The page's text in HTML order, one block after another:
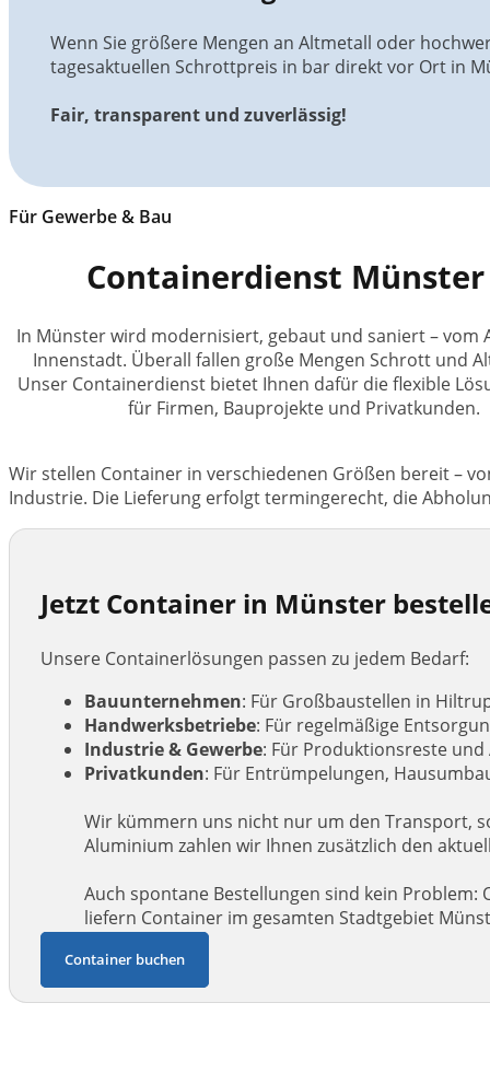
Wenn Sie größere Mengen an Altmetall oder
tagesaktuellen Schrottpreis in bar direkt vor Ort in
Fair, transparent und zuverlässig!
Für Gewerbe & Bau
Containerdienst
In Münster wird modernisiert, gebaut und saniert – vom
Innenstadt. Überall fallen große Mengen Schrott und
Unser Containerdienst bietet Ihnen dafür die flexible
für Firmen, Bauprojekte und Privatkunden.
Wir stellen Container in verschiedenen Größen bereit –
Industrie. Die Lieferung erfolgt termingerecht, die
Jetzt Container in Münster
Unsere Containerlösungen passen zu jedem Bedarf:
Bauunternehmen: Für Großbaustellen in
Handwerksbetriebe: Für regelmäßige
Industrie & Gewerbe: Für Produktionsreste
Privatkunden: Für Entrümpelungen,
Wir kümmern uns nicht nur um den Transport,
Aluminium zahlen wir Ihnen zusätzlich den
Auch spontane Bestellungen sind kein
liefern Container im gesamten Stadtgebiet
Container buchen